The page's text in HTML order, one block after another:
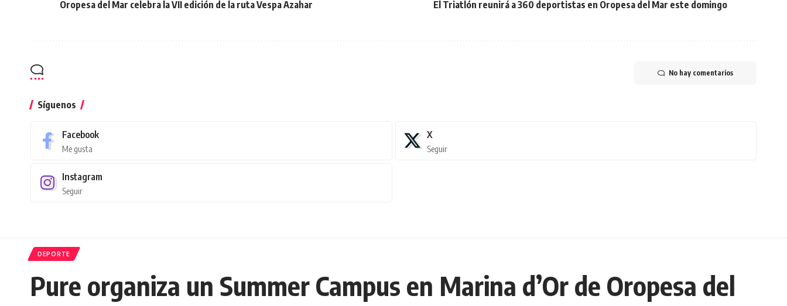
Oropesa del Mar celebra la VII edición de la ruta Vespa Azahar El Triatlón reunirá a 360 deportistas en Oropesa del Mar este domingo
No hay comentarios
Síguenos
Facebook
Me gusta
X
Seguir
Instagram
Seguir
DEPORTE
Pure organiza un Summer Campus en Marina d’Or de Oropesa del